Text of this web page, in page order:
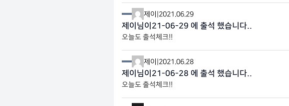
제이 2021.06.29
제이님이21-06-29 에 출석 했습니다..
오늘도 출석체크!!
제이 2021.06.28
제이님이21-06-28 에 출석 했습니다..
오늘도 출석체크!!